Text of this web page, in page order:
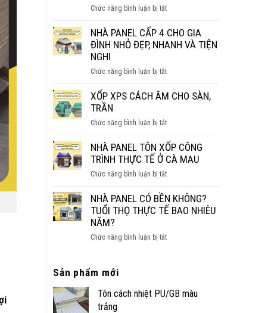
GIÁ
TIẾT
1M2?
GIÁ
MỚI
2026
Chức năng bình luận bị tắtở
NÊN
LÀM
CÁCH
THAY
TRUYỀN
NHÀ PANEL CẤP 4 CHO GIA
ĐÌNH NHỎ ĐẸP, NHANH VÀ TIỆN
NGHI
Chức năng bình luận bị tắtở
PANEL
CHO
GIA
ĐÌNH
NHỎ
ĐẸP,
VÀ
TIỆN
XỐP XPS CÁCH ÂM CHO SÀN,
TRẦN
Chức năng bình luận bị tắtở
XPS
CÁCH
CHO
TRẦN
NHÀ PANEL TÔN XỐP CÔNG
TRÌNH THỰC TẾ Ở CÀ MAU
Chức năng bình luận bị tắtở
PANEL
TÔN
TRÌNH
MAU
NHÀ PANEL CÓ BỀN KHÔNG?
TUỔI THỌ THỰC TẾ BAO NHIÊU
NĂM?
Chức năng bình luận bị tắtở
KHÔNG?
Sản phẩm mới
Tôn cách nhiệt PU/GB màu
trắng